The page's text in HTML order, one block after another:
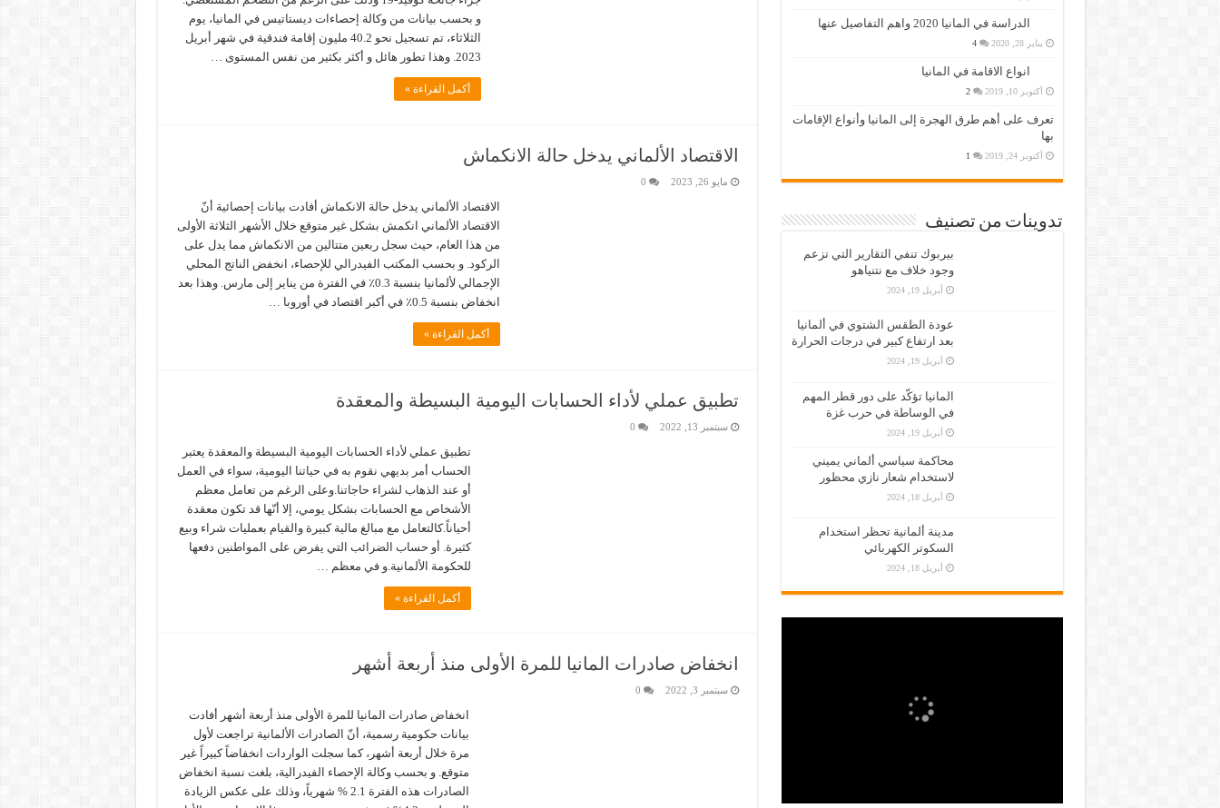
و بحسب بيانات من وكالة إحصاءات ديستاتيس في المانيا، يوم
الثلاثاء، تم تسجيل نحو 40.2 مليون إقامة فندقية في شهر أبريل
2023. وهذا تطور هائل و أكثر بكثير من نفس المستوى …
أكمل القراءة »
الاقتصاد الألماني يدخل حالة الانكماش
مايو 26, 2023 0
الاقتصاد الألماني يدخل حالة الانكماش أفادت بيانات إحصائية أنّ
الاقتصاد الألماني انكمش بشكل غير متوقع خلال الأشهر الثلاثة الأولى
من هذا العام، حيث سجل ربعين متتالين من الانكماش مما يدل على
الركود. و بحسب المكتب الفيدرالي للإحصاء، انخفض الناتج المحلي
الإجمالي لألمانيا بنسبة 0.3٪ في الفترة من يناير إلى مارس. وهذا بعد
انخفاض بنسبة 0.5٪ في أكبر اقتصاد في أوروبا …
أكمل القراءة »
تطبيق عملي لأداء الحسابات اليومية البسيطة والمعقدة
سبتمبر 13, 2022 0
تطبيق عملي لأداء الحسابات اليومية البسيطة والمعقدة يعتبر
الحساب أمر بديهي نقوم به في حياتنا اليومية، سواء في العمل
أو عند الذهاب لشراء حاجاتنا.وعلى الرغم من تعامل معظم
الأشخاص مع الحسابات بشكل يومي، إلا أنّها قد تكون معقدة
أحياناً.كالتعامل مع مبالغ مالية كبيرة والقيام بعمليات شراء وبيع
كثيرة. أو حساب الضرائب التي يفرض على المواطنين دفعها
للحكومة الألمانية.و في معظم …
أكمل القراءة »
انخفاض صادرات المانيا للمرة الأولى منذ أربعة أشهر
سبتمبر 3, 2022 0
انخفاض صادرات المانيا للمرة الأولى منذ أربعة أشهر أفادت
بيانات حكومية رسمية، أنّ الصادرات الألمانية تراجعت لأول
مرة خلال أربعة أشهر، كما سجلت الواردات انخفاضاً كبيراً غير
متوقع. و بحسب وكالة الإحصاء الفيدرالية، بلغت نسبة انخفاض
الصادرات هذه الفترة 2.1 % شهرياً، وذلك على عكس الزيادة
الدراسة في المانيا 2020 واهم التفاصيل عنها
يناير 28, 2020 4
انواع الاقامة في المانيا
أكتوبر 10, 2019 2
تعرف على أهم طرق الهجرة إلى المانيا وأنواع الإقامات
بها
أكتوبر 24, 2019 1
تدوينات من تصنيف
بيربوك تنفي التقارير التي تزعم
وجود خلاف مع نتنياهو
أبريل 19, 2024
عودة الطقس الشتوي في ألمانيا
بعد ارتفاع كبير في درجات الحرارة
أبريل 19, 2024
المانيا تؤكّد على دور قطر المهم
في الوساطة في حرب غزة
أبريل 19, 2024
محاكمة سياسي ألماني يميني
لاستخدام شعار نازي محظور
أبريل 18, 2024
مدينة ألمانية تحظر استخدام
السكوتر الكهربائي
أبريل 18, 2024